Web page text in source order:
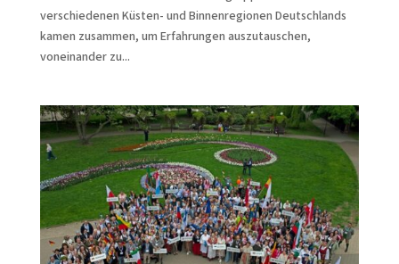
verschiedenen Küsten- und Binnenregionen Deutschlands
kamen zusammen, um Erfahrungen auszutauschen,
voneinander zu...